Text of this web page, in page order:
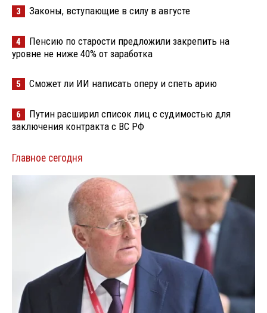
3 Законы, вступающие в силу в августе
4
Пенсию по старости предложили закрепить на
уровне не ниже 40% от заработка
5 Сможет ли ИИ написать оперу и спеть арию
6
Путин расширил список лиц с судимостью для
заключения контракта с ВС РФ
Главное сегодня